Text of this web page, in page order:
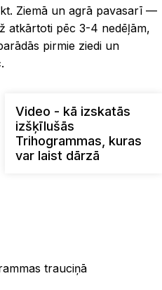
Ziemā un agrā pavasarī —
atkārtoti pēc 3-4 nedēļām,
pirmie ziedi un
.
Video - kā izskatās
izšķīlušās
Trihogrammas, kuras
var laist dārzā